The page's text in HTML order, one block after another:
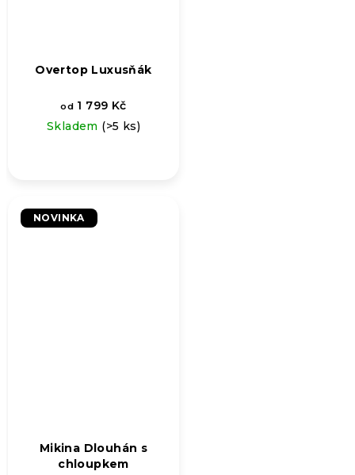
Overtop Luxusňák
od 1 799 Kč
Skladem (>5 ks)
NOVINKA
Mikina Dlouhán s
chloupkem